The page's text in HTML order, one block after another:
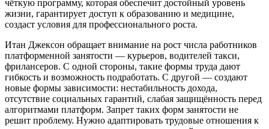
чёткую программу, которая обеспечит достойный уровень
жизни, гарантирует доступ к образованию и медицине,
создаст условия для профессионального роста.
Итан Джексон обращает внимание на рост числа работников
платформенной занятости — курьеров, водителей такси,
фрилансеров. С одной стороны, такие формы труда дают
гибкость и возможность подработать. С другой — создают
новые формы зависимости: нестабильность дохода,
отсутствие социальных гарантий, слабая защищённость перед
алгоритмами платформ. Запрет таких форм занятости не
решит проблему. Нужно адаптировать трудовые отношения к